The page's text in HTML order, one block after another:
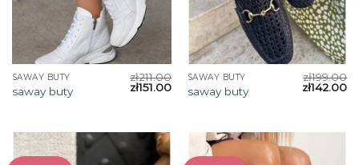
SAWAY BUTY
saway buty
zł211.00
zł151.00
SAWAY BUTY
saway buty
zł199.00
zł142.00